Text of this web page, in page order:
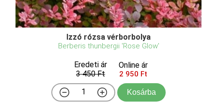
Izzó rózsa vérborbolya
Berberis thunbergii 'Rose Glow'
Eredeti ár
3 450 Ft
Online ár
2 950 Ft
Kosárba